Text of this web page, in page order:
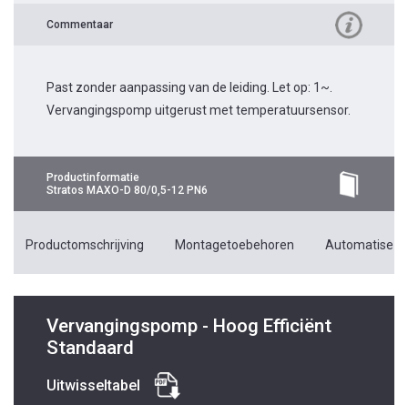
Commentaar
Past zonder aanpassing van de leiding. Let op: 1~.
Vervangingspomp uitgerust met temperatuursensor.
Productinformatie
Stratos MAXO-D 80/0,5-12 PN6
Productomschrijving Montagetoebehoren
Vervangingspomp - Hoog Efficiënt
Standaard
Uitwisseltabel